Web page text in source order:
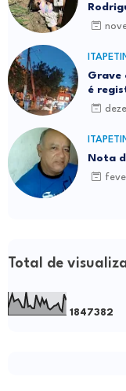
Grave
é
Nota
Total de
1 847382